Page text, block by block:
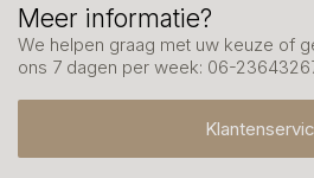
Meer informatie?
We helpen graag met uw keuze of
ons 7 dagen per week: 06-